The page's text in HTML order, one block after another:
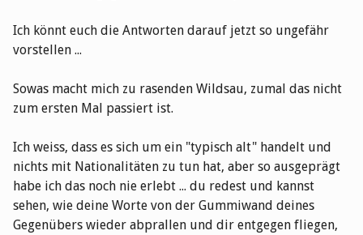
Ich könnt euch die Antworten darauf jetzt so ungefähr
vorstellen ...
Sowas macht mich zu rasenden Wildsau, zumal das nicht
zum ersten Mal passiert ist.
Ich weiss, dass es sich um ein "typisch alt" handelt und
nichts mit Nationalitäten zu tun hat, aber so ausgeprägt
habe ich das noch nie erlebt ... du redest und kannst
sehen, wie deine Worte von der Gummiwand deines
Gegenübers wieder abprallen und dir entgegen fliegen,